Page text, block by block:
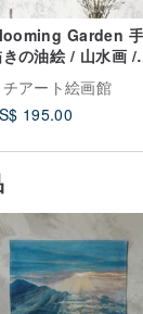
Garden 手
の油絵 / 山水画 /
創油畫 / 客廳掛畫
チアート絵画館
195.00